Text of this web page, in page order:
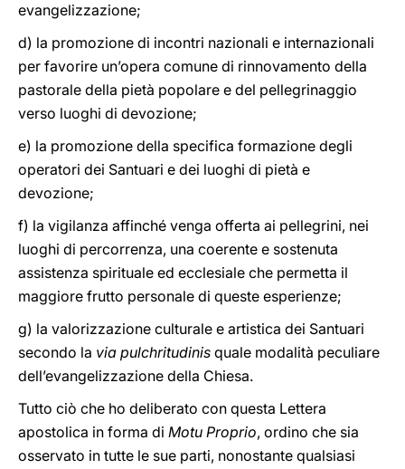
evangelizzazione;
d) la promozione di incontri nazionali e internazionali
per favorire un’opera comune di rinnovamento della
pastorale della pietà popolare e del pellegrinaggio
verso luoghi di devozione;
e) la promozione della specifica formazione degli
operatori dei Santuari e dei luoghi di pietà e
devozione;
f) la vigilanza affinché venga offerta ai pellegrini, nei
luoghi di percorrenza, una coerente e sostenuta
assistenza spirituale ed ecclesiale che permetta il
maggiore frutto personale di queste esperienze;
g) la valorizzazione culturale e artistica dei Santuari
secondo la via pulchritudinis quale modalità peculiare
dell’evangelizzazione della Chiesa.
Tutto ciò che ho deliberato con questa Lettera
apostolica in forma di Motu Proprio, ordino che sia
osservato in tutte le sue parti, nonostante qualsiasi